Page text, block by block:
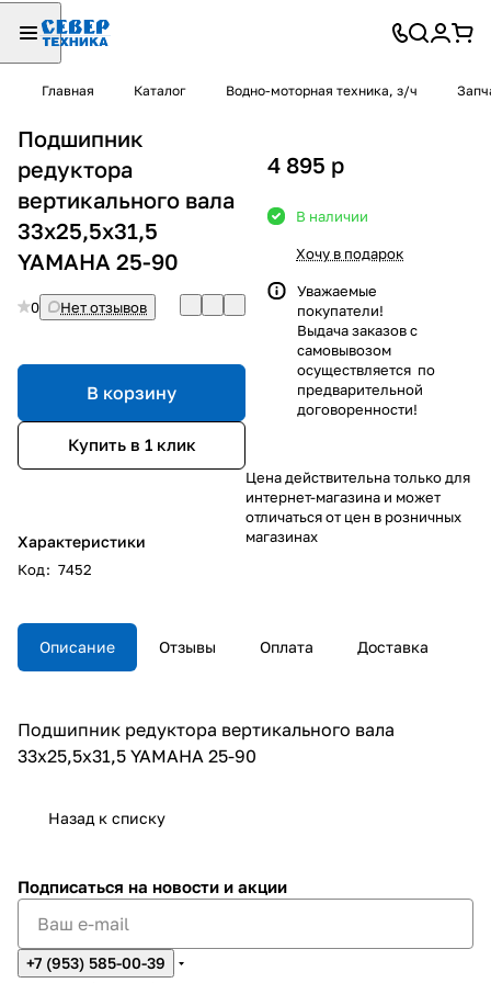
Главная Каталог Водно-моторная техника, з/ч
Подшипник
редуктора
вертикального вала
33х25,5х31,5
YAMAHA 25-90
0 Нет отзывов
В корзину
Купить в 1 клик
Характеристики
Код: 7452
4 895 p
В наличии
Хочу в подарок
Уважаемые
покупатели!
Выдача заказов с
самовывозом
осуществляется по
предварительной
договоренности!
Цена действительна только для
интернет-магазина и может
отличаться от цен в розничных
магазинах
Описание Отзывы Оплата Доставка
Подшипник редуктора вертикального вала
33х25,5х31,5 YAMAHA 25-90
Назад к списку
Подписаться на новости и акции
+7 (953) 585-00-39